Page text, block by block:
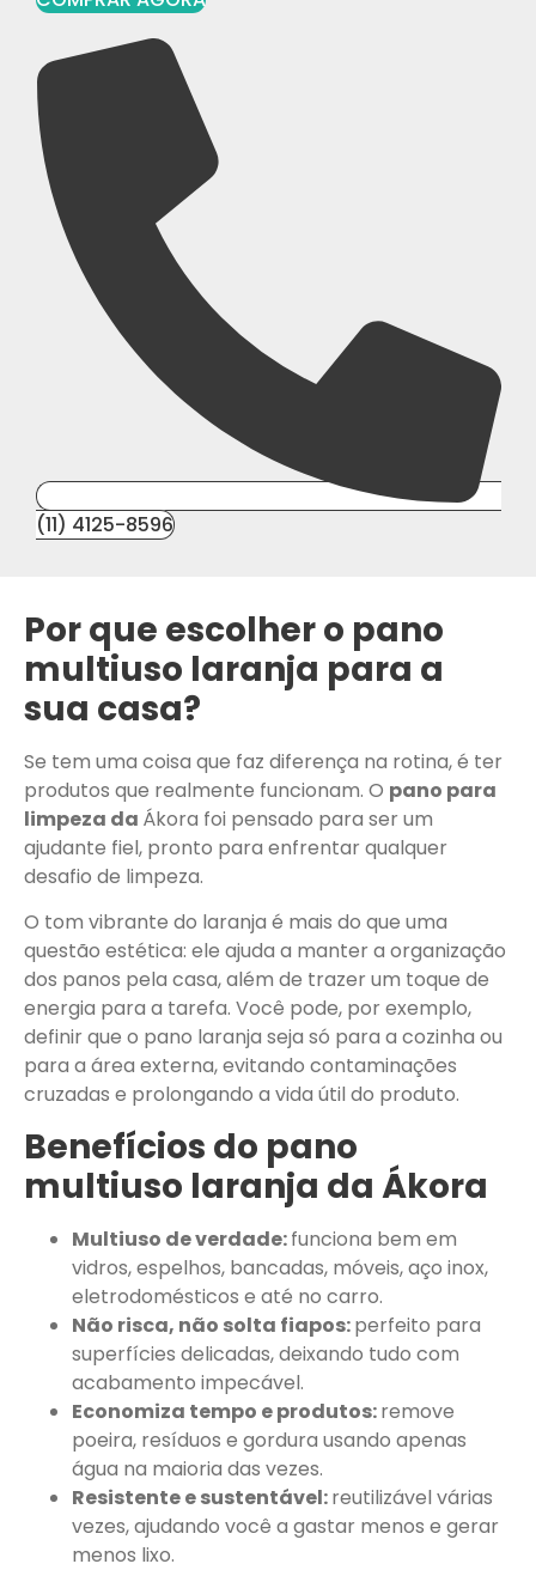
(11) 4125-8596
Por que escolher o pano
multiuso laranja para a
sua casa?
Se tem uma coisa que faz diferença na rotina, é ter
produtos que realmente funcionam. O pano para
limpeza da Ákora foi pensado para ser um
ajudante fiel, pronto para enfrentar qualquer
desafio de limpeza.
O tom vibrante do laranja é mais do que uma
questão estética: ele ajuda a manter a organização
dos panos pela casa, além de trazer um toque de
energia para a tarefa. Você pode, por exemplo,
definir que o pano laranja seja só para a cozinha ou
para a área externa, evitando contaminações
cruzadas e prolongando a vida útil do produto.
Benefícios do pano
multiuso laranja da Ákora
Multiuso de verdade:funciona bem em
vidros, espelhos, bancadas, móveis, aço inox,
eletrodomésticos e até no carro.
Não risca, não solta fiapos:perfeito para
superfícies delicadas, deixando tudo com
acabamento impecável.
Economiza tempo e produtos:remove
poeira, resíduos e gordura usando apenas
água na maioria das vezes.
Resistente e sustentável:reutilizável várias
vezes, ajudando você a gastar menos e gerar
menos lixo.